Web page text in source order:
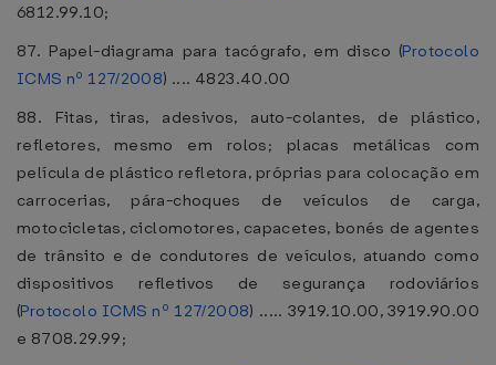
6812.99.10;
87. Papel-diagrama para tacógrafo, em disco (Protocolo
ICMS nº 127/2008) .... 4823.40.00
88. Fitas, tiras, adesivos, auto-colantes, de plástico,
refletores, mesmo em rolos; placas metálicas com
película de plástico refletora, próprias para colocação em
carrocerias, pára-choques de veículos de carga,
motocicletas, ciclomotores, capacetes, bonés de agentes
de trânsito e de condutores de veículos, atuando como
dispositivos refletivos de segurança rodoviários
(Protocolo ICMS nº 127/2008) ..... 3919.10.00, 3919.90.00
e 8708.29.99;